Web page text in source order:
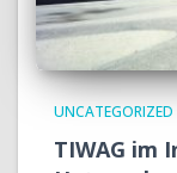
UNCATEGORIZED
TIWAG im